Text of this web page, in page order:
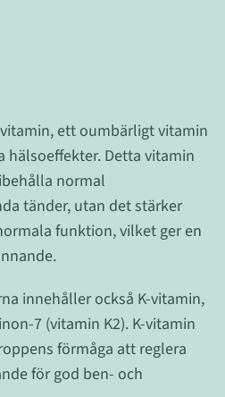
ett oumbärligt vitamin
hälsoeffekter. Detta vitamin
normal
tänder, utan det stärker
funktion, vilket ger en
innehåller också K-vitamin,
7 (vitamin K2). K-vitamin
förmåga att reglera
för god ben- och